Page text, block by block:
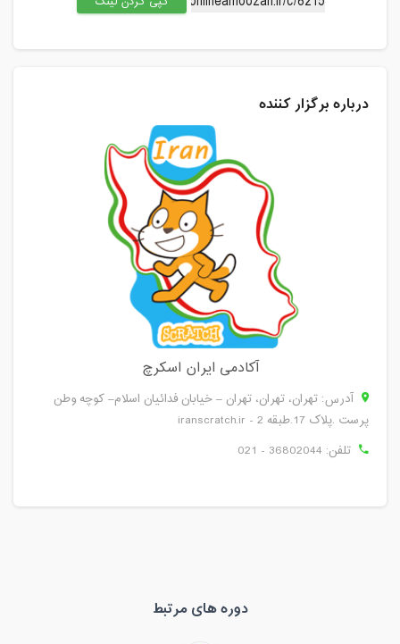
17:00
درباره برگزار کننده
آکادمی ایران اسکرچ
آدرس: تهران، تهران، تهران – خیابان فدائیان اسلام– کوچه وطن
پرست .پلاک 17.طبقه 2 - iranscratch.ir
تلفن: 021 - 36802044
دوره های مرتبط